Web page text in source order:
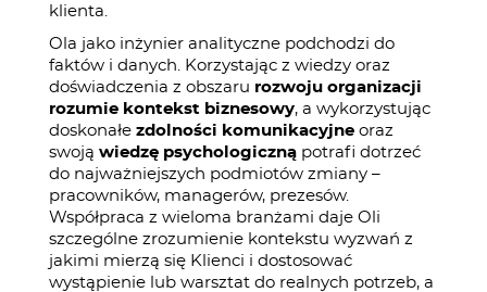
klienta.
Ola jako inżynier analityczne podchodzi do
faktów i danych. Korzystając z wiedzy oraz
doświadczenia z obszaru rozwoju organizacji
rozumie kontekst biznesowy, a wykorzystując
doskonałe zdolności komunikacyjne oraz
swoją wiedzę psychologiczną potrafi dotrzeć
do najważniejszych podmiotów zmiany –
pracowników, managerów, prezesów.
Współpraca z wieloma branżami daje Oli
szczególne zrozumienie kontekstu wyzwań z
jakimi mierzą się Klienci i dostosować
wystąpienie lub warsztat do realnych potrzeb, a